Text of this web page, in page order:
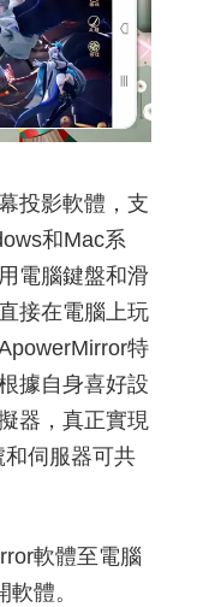
投影軟體，支
和Mac系
電腦鍵盤和滑
接在電腦上玩
特
據自身喜好設
器，真正實現
伺服器可共
軟體至電腦
體。